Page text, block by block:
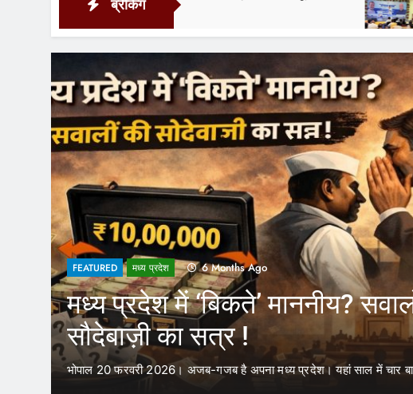
ब्रेकिंग
5 Hours Ago
FEATURED मध्य प्रदेश 6 Months Ago
मध्य प्रदेश में ‘बिकते’ माननीय?
सौदेबाज़ी का सत्र !
भोपाल 20 फरवरी 2026। अजब-गजब है अपना मध्य प्रदेश। यहां साल में चार